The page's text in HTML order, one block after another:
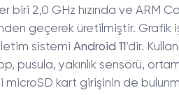
biri 2,0 GHz hızında ve ARM
geçerek üretilmiştir. Grafik
sistemi Android 11’dir.
pusula, yakınlık sensörü,
kart girişinin de